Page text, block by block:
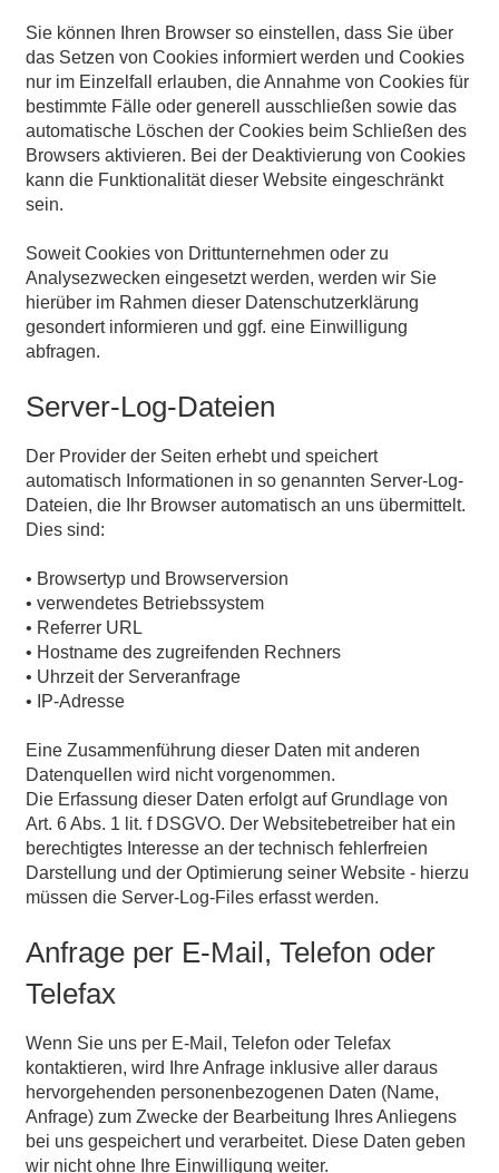
Sie können Ihren Browser so einstellen, dass Sie über
das Setzen von Cookies informiert werden und Cookies
nur im Einzelfall erlauben, die Annahme von Cookies für
bestimmte Fälle oder generell ausschließen sowie das
automatische Löschen der Cookies beim Schließen des
Browsers aktivieren. Bei der Deaktivierung von Cookies
kann die Funktionalität dieser Website eingeschränkt
sein.
Soweit Cookies von Drittunternehmen oder zu
Analysezwecken eingesetzt werden, werden wir Sie
hierüber im Rahmen dieser Datenschutzerklärung
gesondert informieren und ggf. eine Einwilligung
abfragen.
Server-Log-Dateien
Der Provider der Seiten erhebt und speichert
automatisch Informationen in so genannten Server-Log-
Dateien, die Ihr Browser automatisch an uns übermittelt.
Dies sind:
• Browsertyp und Browserversion
• verwendetes Betriebssystem
• Referrer URL
• Hostname des zugreifenden Rechners
• Uhrzeit der Serveranfrage
• IP-Adresse
Eine Zusammenführung dieser Daten mit anderen
Datenquellen wird nicht vorgenommen.
Die Erfassung dieser Daten erfolgt auf Grundlage von
Art. 6 Abs. 1 lit. f DSGVO. Der Websitebetreiber hat ein
berechtigtes Interesse an der technisch fehlerfreien
Darstellung und der Optimierung seiner Website - hierzu
müssen die Server-Log-Files erfasst werden.
Anfrage per E-Mail, Telefon oder
Telefax
Wenn Sie uns per E-Mail, Telefon oder Telefax
kontaktieren, wird Ihre Anfrage inklusive aller daraus
hervorgehenden personenbezogenen Daten (Name,
Anfrage) zum Zwecke der Bearbeitung Ihres Anliegens
bei uns gespeichert und verarbeitet. Diese Daten geben
wir nicht ohne Ihre Einwilligung weiter.